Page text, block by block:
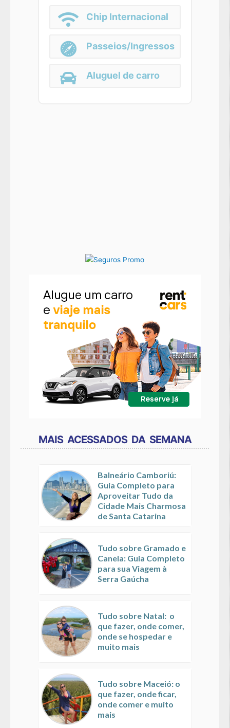
Chip Internacional
Passeios/Ingressos
Aluguel de carro
MAIS ACESSADOS DA SEMANA
Balneário Camboriú:
Guia Completo para
Aproveitar Tudo da
Cidade Mais Charmosa
de Santa Catarina
Tudo sobre Gramado e
Canela: Guia Completo
para sua Viagem à
Serra Gaúcha
Tudo sobre Natal: o
que fazer, onde comer,
onde se hospedar e
muito mais
Tudo sobre Maceió: o
que fazer, onde ficar,
onde comer e muito
mais